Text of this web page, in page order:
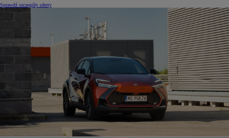
Sprawdź szczegóły oferty